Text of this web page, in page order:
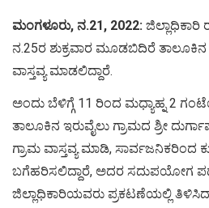
ಮಂಗಳೂರು, ನ.21, 2022:
ನ.25ರ ಶುಕ್ರವಾರ ಮೂಡಬಿದಿರೆ ತಾಲೂಕಿನ
ವಾಸ್ತವ್ಯ ಮಾಡಲಿದ್ದಾರೆ.
ಅಂದು ಬೆಳಿಗ್ಗೆ 11 ರಿಂದ ಮಧ್ಯಾಹ್ನ 2
ತಾಲೂಕಿನ ಇರುವೈಲು ಗ್ರಾಮದ ಶ್ರೀ
ಗ್ರಾಮ ವಾಸ್ತವ್ಯ ಮಾಡಿ, ಸಾರ್ವಜನಿಕರಿಂದ
ಬಗೆಹರಿಸಲಿದ್ದಾರೆ, ಅದರ ಸದುಪಯೋಗ
ಜಿಲ್ಲಾಧಿಕಾರಿಯವರು ಪ್ರಕಟಣೆಯಲ್ಲಿ